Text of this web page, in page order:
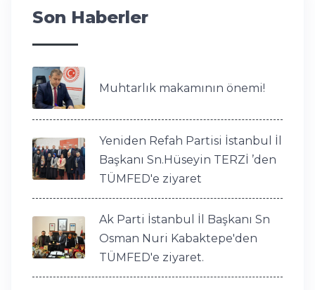
Son Haberler
Muhtarlık makamının önemi!
Yeniden Refah Partisi İstanbul İl
Başkanı Sn.Hüseyin TERZİ ’den
TÜMFED'e ziyaret
Ak Parti İstanbul İl Başkanı Sn
Osman Nuri Kabaktepe'den
TÜMFED'e ziyaret.